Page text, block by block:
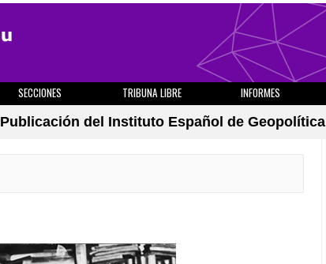
SECCIONES TRIBUNA LIBRE INFORMES
Publicación del Instituto Español de Geopolítica